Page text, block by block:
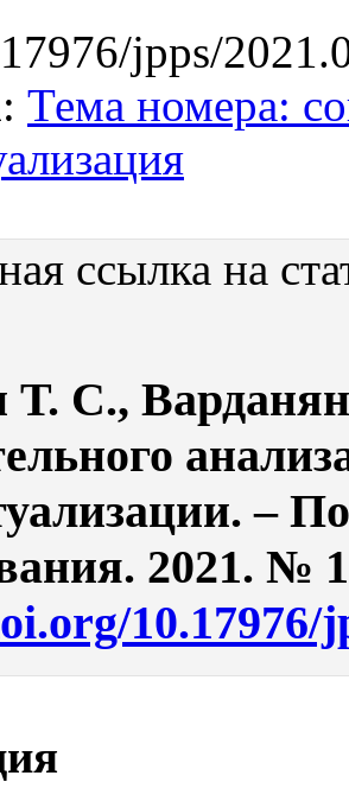
jpps/
: Тема номера:
ссылка на
Т. С.,
–
2021. №
10.17976/